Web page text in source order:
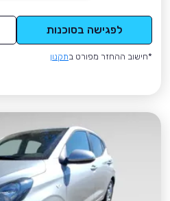
לפגישה בסוכנות
*חישוב ההחזר מפורט בתקנון